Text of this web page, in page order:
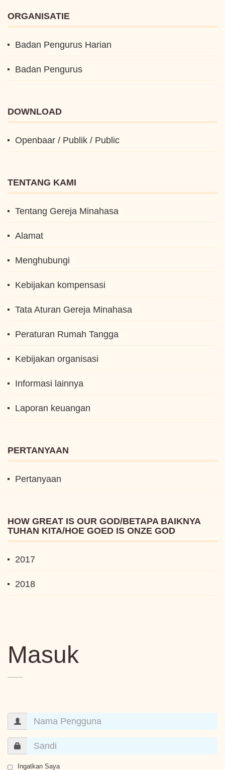
ORGANISATIE
Badan Pengurus Harian
Badan Pengurus
DOWNLOAD
Openbaar / Publik / Public
TENTANG KAMI
Tentang Gereja Minahasa
Alamat
Menghubungi
Kebijakan kompensasi
Tata Aturan Gereja Minahasa
Peraturan Rumah Tangga
Kebijakan organisasi
Informasi lainnya
Laporan keuangan
PERTANYAAN
Pertanyaan
HOW GREAT IS OUR GOD/BETAPA BAIKNYA
TUHAN KITA/HOE GOED IS ONZE GOD
2017
2018
Masuk
Ingatkan Saya